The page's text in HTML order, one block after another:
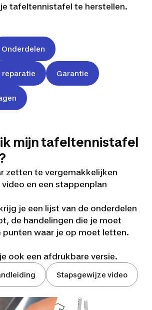
tafeltennistafel te herstellen.
Onderdelen
reparatie Garantie
mijn tafeltennistafel
zetten te vergemakkelijken
en een stappenplan
je een lijst van de onderdelen
de handelingen die je moet
punten waar je op moet letten.
ook een afdrukbare versie.
Stapsgewijze video